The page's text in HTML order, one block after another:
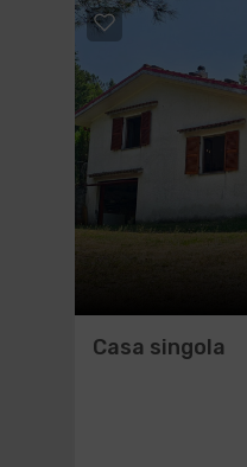
Casa singola